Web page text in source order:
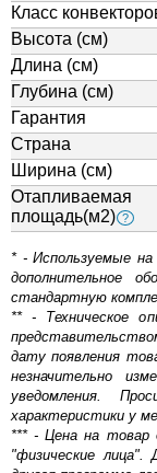
Класс
Высота (см)
Длина (см)
Глубина (см)
Гарантия
Страна
Ширина (см)
Отапливаемая
площадь(м2) ?
* - Используемые
дополнительное
стандартную
** - Техническое
дату появления
незначительно
уведомления.
характеристики у
*** - Цена на товар
"физические лица".